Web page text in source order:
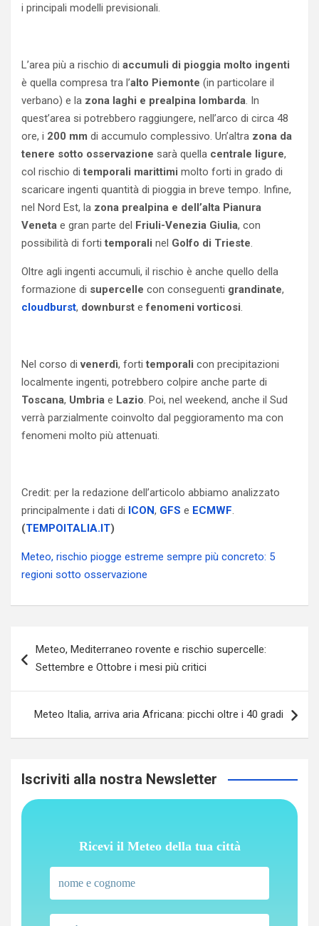
i principali modelli previsionali.
L’area più a rischio di accumuli di pioggia molto ingenti
è quella compresa tra l’alto Piemonte (in particolare il
verbano) e la zona laghi e prealpina lombarda. In
quest’area si potrebbero raggiungere, nell’arco di circa 48
ore, i 200 mm di accumulo complessivo. Un’altra zona da
tenere sotto osservazione sarà quella centrale ligure,
col rischio ditemporali marittimi molto forti in grado di
scaricare ingenti quantità di pioggia in breve tempo. Infine,
nel Nord Est, la zona prealpina e dell’alta Pianura
Veneta e gran parte del Friuli-Venezia Giulia, con
possibilità di fortitemporali nel Golfo di Trieste.
Oltre agli ingenti accumuli, il rischio è anche quello della
formazione di supercelle con conseguenti grandinate,
cloudburst, downburst efenomeni vorticosi.
Nel corso divenerdì, fortitemporali con precipitazioni
localmente ingenti, potrebbero colpire anche parte di
Toscana, Umbria e Lazio. Poi, nel weekend, anche il Sud
verrà parzialmente coinvolto dal peggioramento ma con
fenomeni molto più attenuati.
Credit: per la redazione dell’articolo abbiamo analizzato
principalmente i dati di ICON, GFS e ECMWF.
(TEMPOITALIA.IT)
Meteo, rischio piogge estreme sempre più concreto: 5
regioni sotto osservazione
articoli
Meteo, Mediterraneo rovente e rischio supercelle:
Settembre e Ottobre i mesi più critici
Meteo Italia, arriva aria Africana: picchi oltre i 40 gradi
Iscriviti alla nostra Newsletter
Ricevi il Meteo della tua città